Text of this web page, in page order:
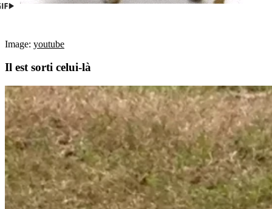
Image: youtube
Il est sorti celui-là